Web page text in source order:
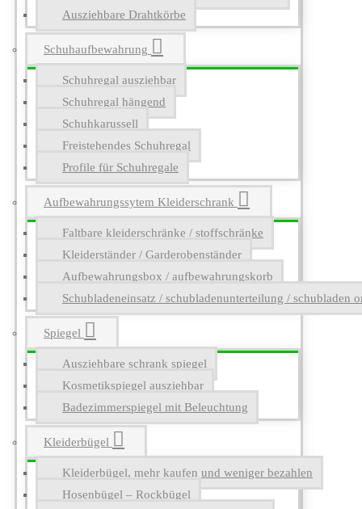
Ausziehbare Drahtkörbe
Schuhaufbewahrung
Schuhregal ausziehbar
Schuhregal hängend
Schuhkarussell
Freistehendes Schuhregal
Profile für Schuhregale
Aufbewahrungssytem Kleiderschrank
Faltbare kleiderschränke / stoffschränke
Kleiderständer / Garderobenständer
Aufbewahrungsbox / aufbewahrungskorb
Schubladeneinsatz / schubladenunterteilung / schubladen
Spiegel
Ausziehbare schrank spiegel
Kosmetikspiegel ausziehbar
Badezimmerspiegel mit Beleuchtung
Kleiderbügel
Kleiderbügel, mehr kaufen und weniger bezahlen
Hosenbügel – Rockbügel